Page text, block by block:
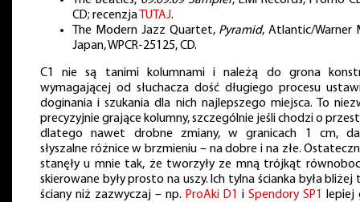
CD; recenzja TUTAJ.
The Modern Jazz Quartet, Pyramid, Atlantic/Warner
Japan, WPCR-25125, CD.
C1 nie są tanimi kolumnami i należą do grona
wymagającej od słuchacza dość długiego procesu
doginania i szukania dla nich najlepszego miejsca. To
precyzyjnie grające kolumny, szczególnie jeśli chodzi o
dlatego nawet drobne zmiany, w granicach 1 cm,
słyszalne różnice w brzmieniu – na dobre i na złe.
stanęły u mnie tak, że tworzyły ze mną trójkąt
skierowane były prosto na uszy. Ich tylna ścianka była bliżej
ściany niż zazwyczaj – np. ProAki D1 i Spendory SP1
lepiej